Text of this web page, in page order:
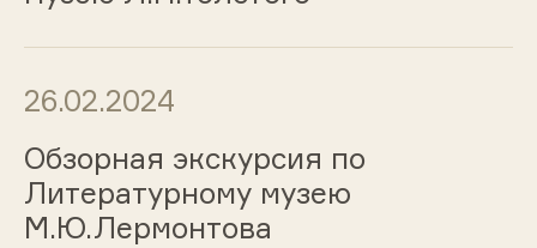
26.02.2024
Обзорная экскурсия по
Литературному музею
М.Ю.Лермонтова